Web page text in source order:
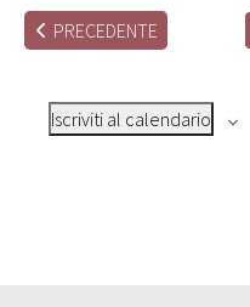
PRECEDENTEEVENTI
Iscriviti al calendario